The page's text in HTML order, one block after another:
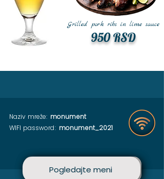
950 RSD
Grilled pork ribs in lime sauce
Naziv mreže: monument
WIFI password: monument_2021
Pogledajte meni
Pogledajte meni